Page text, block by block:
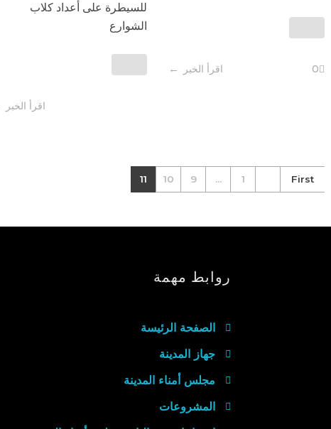
اقرأ الخبر 0
للسيطرة على أعداد كلاب
الشوارع
اقرأ الخبر
First
1
...
9
10
11
روابط مهمة
الصفحة الرئيسة
جهاز المدينة
مجلس أمناء المدينة
المشروعات